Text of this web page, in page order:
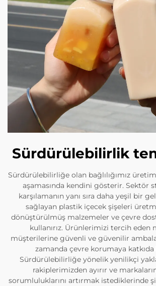
Sürdürülebilirlik
Sürdürülebilirliğe olan bağlılığımız
aşamasında kendini gösterir. Sektör
karşılamanın yanı sıra daha yeşil bir
sağlayan plastik içecek şişeleri
dönüştürülmüş malzemeler ve çevre
kullanırız. Ürünlerimizi tercih eden
müşterilerine güvenli ve güvenilir
zamanda çevre korumaya
Sürdürülebilirliğe yönelik yenilikçi
rakiplerimizden ayırır ve
sorumluluklarını artırmak istediklerinde